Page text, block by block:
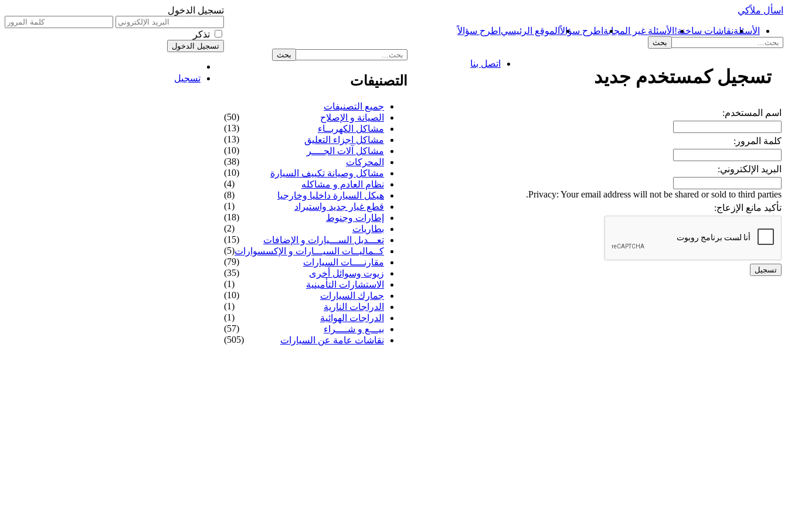
تسجيل الدخول
تذكر
تسجيل
اسأل ملاًكي
الأسئلةنقاشات ساخنة! الأسئلة غير المجابة اطرح سؤالاًالموقع الرئيسي اطرح سؤالاً
تسجيل كمستخدم جديد
اسم المستخدم:
كلمة المرور:
البريد الإلكتروني:
Privacy: Your email address will not be shared or sold to third parties.
تأكيد مانع الإزعاج:
التصنيفات
جميع التصنيفات
الصيانة و الإصلاح
(50)
مشاكل الكهربــاء
(13)
مشاكل اجزاء التعليق
(13)
مشاكل آلات الجــــر
(10)
المحركات
(38)
مشاكل وصيانة تكييف السيارة
(10)
نظام العادم و مشاكله
(4)
هيكل السيارة داخليا وخارجيا
(8)
قطع غيار جديد واستيراد
(1)
إطارات وجنوط
(18)
بطاريات
(2)
تعـــديل الســـيارات و الإضافات
(15)
كــماليــات السيـــارات و الإكسسوارات(5)
مقارنــــات السيارات
(79)
زيوت وسوائل أخرى
(35)
الاستشارات التأمينية
(1)
جمارك السيارات
(10)
الدراجات النارية
(1)
الدراجات الهوائية
(1)
بيـــع و شــــراء
(57)
نقاشات عامة عن السيارات
(505)
اتصل بنا